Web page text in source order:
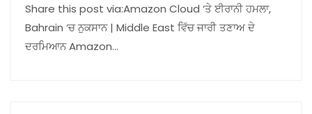
Share this post via:Amazon Cloud ‘ਤੇ ਈਰਾਨੀ ਹਮਲਾ,
Bahrain ‘ਚ ਨੁਕਸਾਨ | Middle East ਵਿੱਚ ਜਾਰੀ ਤਣਾਅ ਦੇ
ਦਰਮਿਆਨ Amazon…